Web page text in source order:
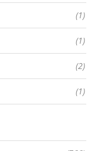
(1)
(1)
(2)
(1)